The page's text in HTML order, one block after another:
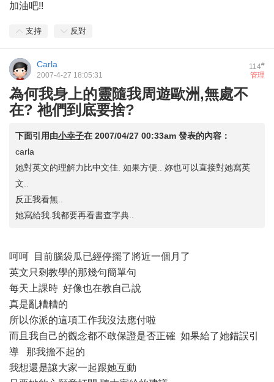
加油吧!!
支持 反對
114#
Carla
管理
2007-4-27 18:05:31
為何我身上的靈隨我周遊歐洲,無處不
在? 祂們到底要捨?
下面引用由小幸子在 2007/04/27 00:33am 發表的內容：
carla
她對英文的理解力比中文佳. 如果方便.. 妳也可以直接對她寫英
文..
反正我看無..
她寫給我.我都要再看書查字典..
呵呵 目前腦袋瓜已經停擺了將近一個月了
英文只剩教學的那幾句簡單句
每天上課時 好像也在教自己說
真是亂糟糟的
所以你派的這項工作我沒法應付啦
而且我自己的觀念都不敢保證是否正確 如果給了她錯誤引
導 那我擔不起的
我想還是讓大家一起跟她互動